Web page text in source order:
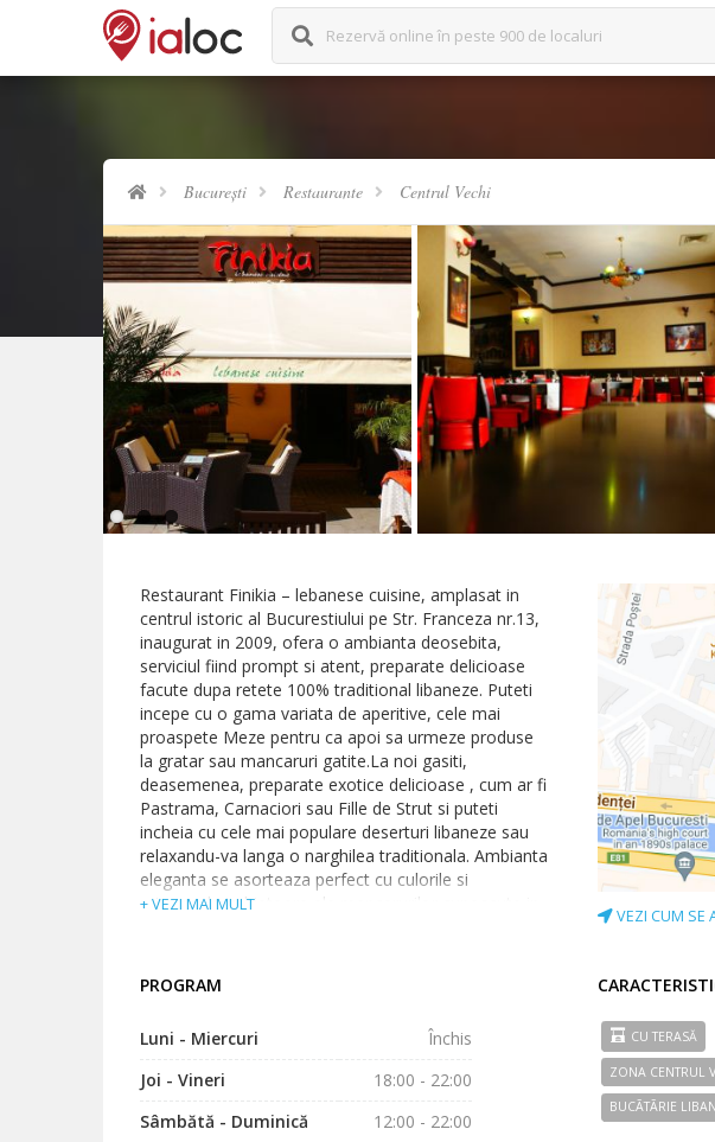
Rezervă online în peste 900 de localuri
București Restaurante Centrul Vechi
Restaurant Finikia – lebanese cuisine, amplasat in
centrul istoric al Bucurestiului pe Str. Franceza nr.13,
inaugurat in 2009, ofera o ambianta deosebita,
serviciul fiind prompt si atent, preparate delicioase
facute dupa retete 100% traditional libaneze. Puteti
incepe cu o gama variata de aperitive, cele mai
proaspete Meze pentru ca apoi sa urmeze produse
la gratar sau mancaruri gatite.La noi gasiti,
deasemenea, preparate exotice delicioase , cum ar fi
Pastrama, Carnaciori sau Fille de Strut si puteti
incheia cu cele mai populare deserturi libaneze sau
relaxandu-va langa o narghilea traditionala. Ambianta
eleganta se asorteaza perfect cu culorile si
miresmele imbietoare ale mancarurilor cunoscute in
+ VEZI MAI MULT
VEZI CUM SE
PROGRAM
Luni - Miercuri
Închis
Joi - Vineri
18:00 - 22:00
Sâmbătă - Duminică
12:00 - 22:00
CU TERASĂ
ZONA CENTRUL
BUCÃTÃRIE